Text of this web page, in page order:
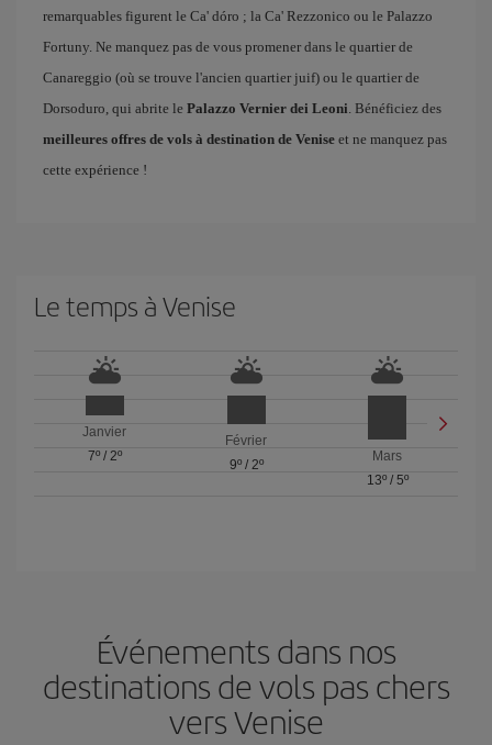
remarquables figurent le Ca' dóro ; la Ca' Rezzonico ou le Palazzo
Fortuny. Ne manquez pas de vous promener dans le quartier de
Canareggio (où se trouve l'ancien quartier juif) ou le quartier de
Dorsoduro, qui abrite le Palazzo Vernier dei Leoni. Bénéficiez des
meilleures offres de vols à destination de Venise et ne manquez pas
cette expérience !
Le temps à Venise
Janvier
7º/ 2º
Février
9º/ 2º
Mars
13º/ 5º
Événements dans nos
destinations de vols pas chers
vers Venise